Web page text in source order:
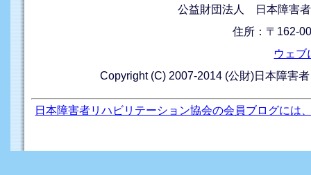
公益財団法人 日本障害
住所：〒162-
ウェブ
Copyright (C) 2007-2014 (公財)日本障害
日本障害者リハビリテーション協会の会員ブログには